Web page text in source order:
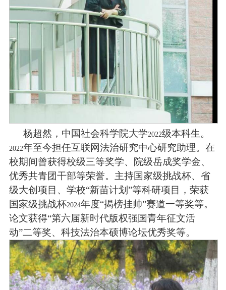
杨超然，中国社会科学院大学2022级本科生。
2022年至今担任互联网法治研究中心研究助理。在
校期间曾获得校级三等奖学、院级岳成奖学金、
优秀共青团干部等荣誉。主持国家级挑战杯、省
级大创项目、学校“新苗计划”等科研项目，荣获
国家级挑战杯2024年度“揭榜挂帅”赛道一等奖等。
论文获得“第六届新时代版权强国青年征文活
动”二等奖、科技法治本硕博论坛优秀奖等。